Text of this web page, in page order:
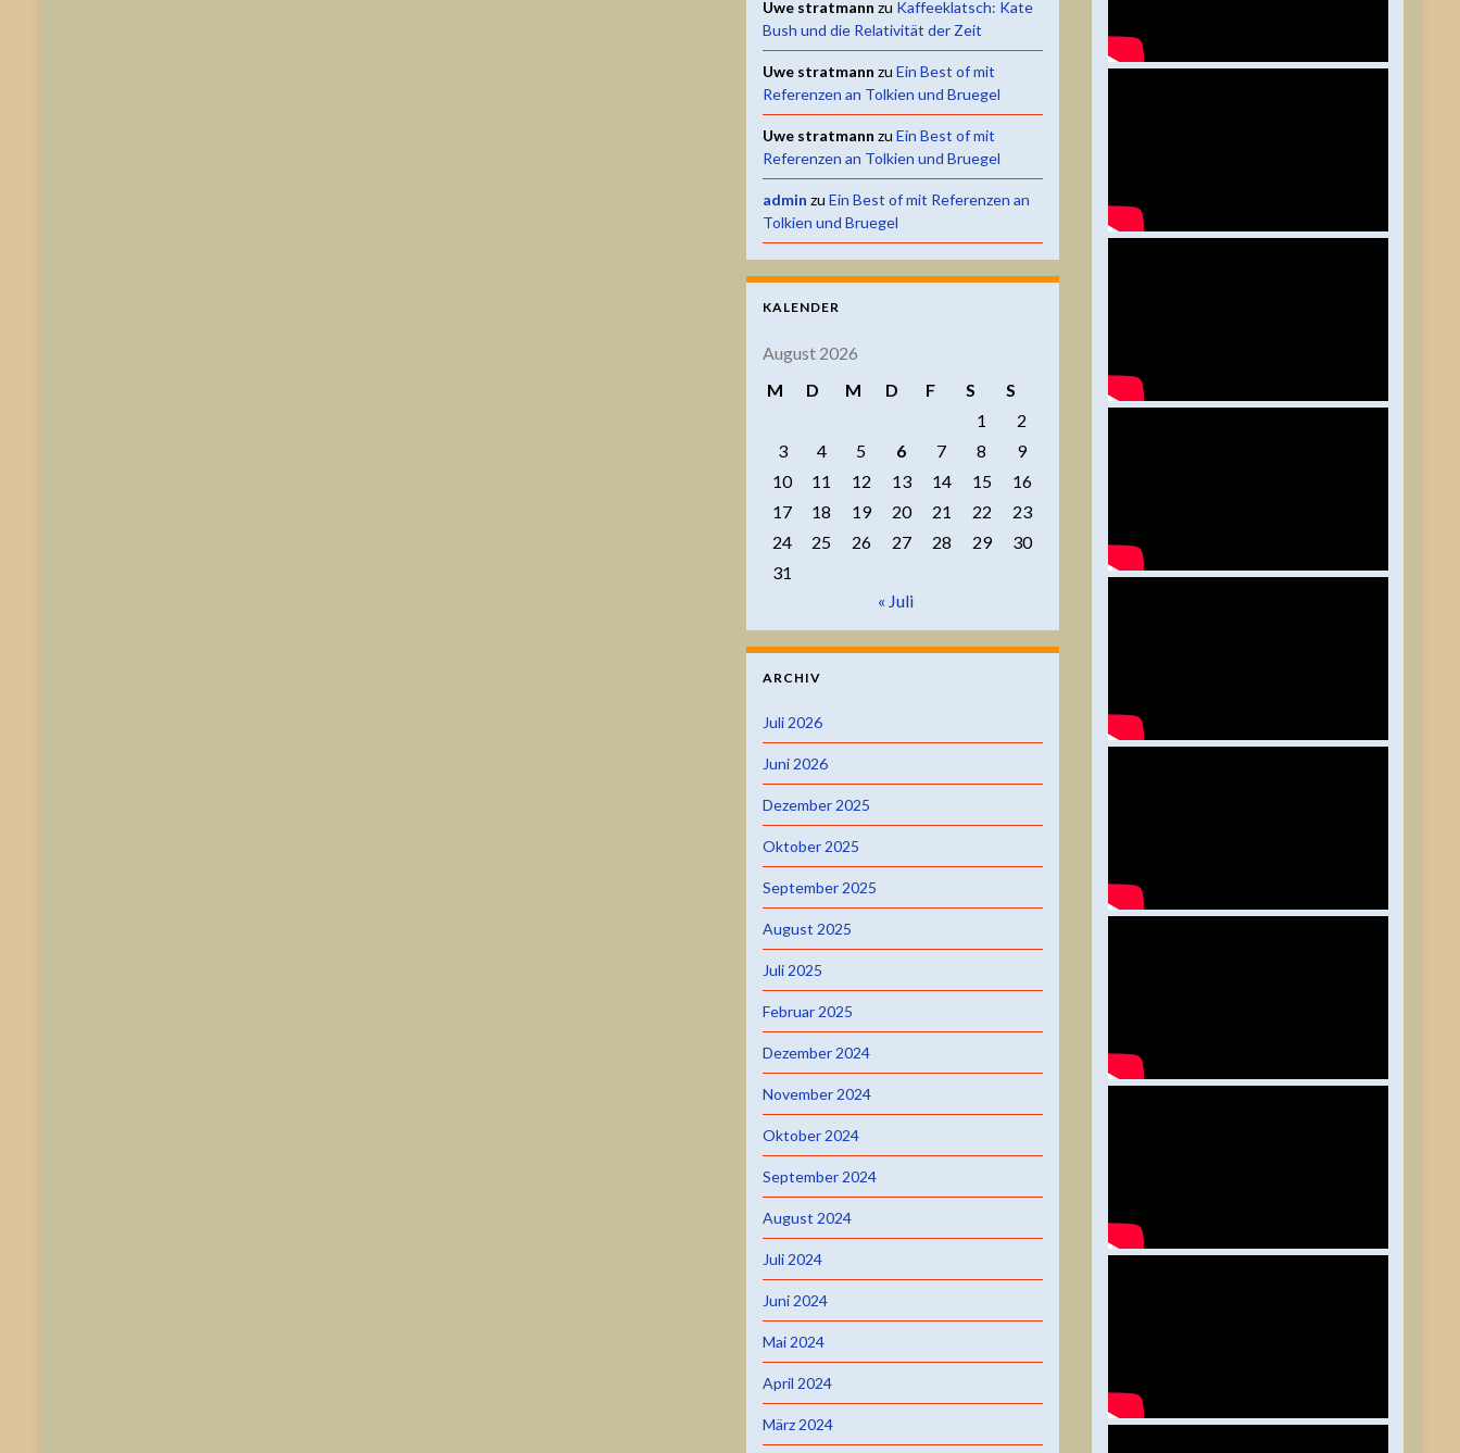
Uwe stratmann zu Kaffeeklatsch: Kate
Bush und die Relativität der Zeit
Uwe stratmann zu Ein Best of mit
Referenzen an Tolkien und Bruegel
Uwe stratmann zu Ein Best of mit
Referenzen an Tolkien und Bruegel
admin zu Ein Best of mit Referenzen an
Tolkien und Bruegel
KALENDER
August 2026
M
D M D F S
S
1
2
3
4 5 6 7 8
9
10
11 12 13 14 15
16
17
18 19 20 21 22
23
24
25 26 27 28 29
30
31
« Juli
ARCHIV
Juli 2026
Juni 2026
Dezember 2025
Oktober 2025
September 2025
August 2025
Juli 2025
Februar 2025
Dezember 2024
November 2024
Oktober 2024
September 2024
August 2024
Juli 2024
Juni 2024
Mai 2024
April 2024
März 2024